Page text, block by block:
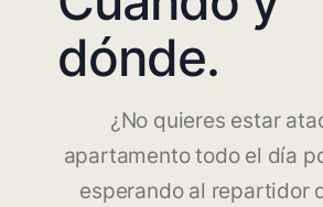
dónde.
¿No quieres estar
apartamento todo el día
esperando al repartidor